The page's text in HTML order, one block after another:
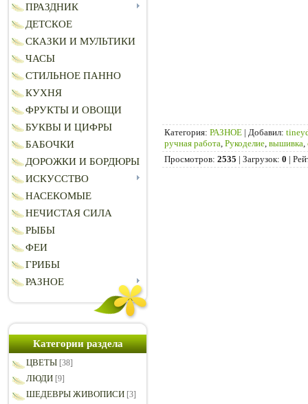
ПРАЗДНИК
ДЕТСКОЕ
СКАЗКИ И МУЛЬТИКИ
ЧАСЫ
СТИЛЬНОЕ ПАННО
КУХНЯ
ФРУКТЫ И ОВОЩИ
БУКВЫ И ЦИФРЫ
БАБОЧКИ
ДОРОЖКИ И БОРДЮРЫ
ИСКУССТВО
НАСЕКОМЫЕ
НЕЧИСТАЯ СИЛА
РЫБЫ
ФЕИ
ГРИБЫ
РАЗНОЕ
Категории раздела
ЦВЕТЫ [38]
ЛЮДИ [9]
ШЕДЕВРЫ ЖИВОПИСИ [3]
Категория: РАЗНОЕ | Добавил:
ручная работа Рукоделие вышивка
Просмотров: 2535 | Загрузок: 0 |